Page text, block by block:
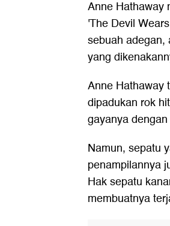
Anne Hathaway
'The Devil
sebuah adegan,
yang
Anne Hathaway
dipadukan rok
gayanya
Namun, sepatu
penampilannya
Hak sepatu
membuatnya